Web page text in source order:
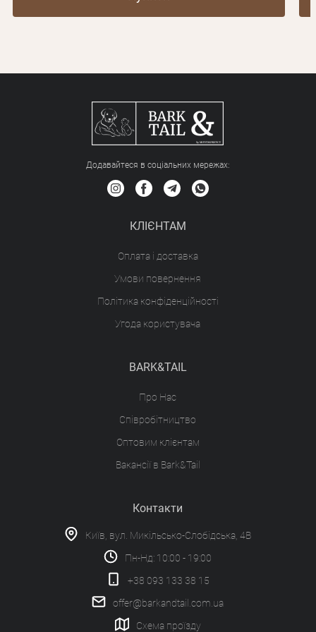
Додавайтеся в соціальних мережах:
КЛІЄНТАМ
Оплата і доставка
Умови повернення
Політика конфіденційності
Угода користувача
BARK&TAIL
Про Нас
Співробітництво
Оптовим клієнтам
Вакансії в Bark&Tail
Контакти
Київ, вул. Микільсько-Слобідська, 4В
Пн-Нд: 10:00 - 19:00
+38 093 133 38 15
offer@barkandtail.com.ua
Схема проїзду